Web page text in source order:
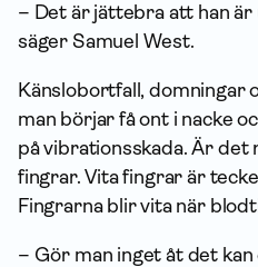
– Det är jättebra att han
säger Samuel West.
Känslobortfall, domningar
man börjar få ont i nacke
på vibrationsskada. Är det
fingrar. Vita fingrar är
Fingrarna blir vita när
– Gör man inget åt det